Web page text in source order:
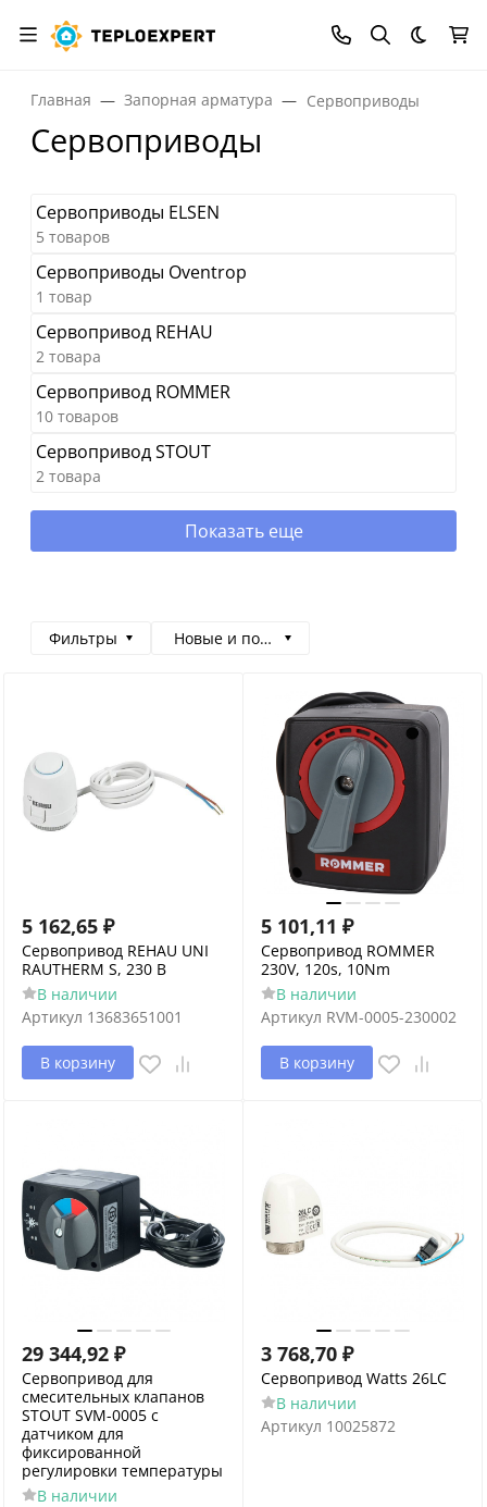
Темная
Главная Запорная арматура Сервоприводы
Сервоприводы
Сервоприводы ELSEN
5 товаров
Сервоприводы Oventrop
1 товар
Сервопривод REHAU
2 товара
Сервопривод ROMMER
10 товаров
Сервопривод STOUT
2 товара
Показать еще
Фильтры Новые и популярные
5 162,65 ₽
Сервопривод REHAU UNI
RAUTHERM S, 230 В
В наличии
Артикул 13683651001
В корзину
5 101,11 ₽
Сервопривод ROMMER
230V, 120s, 10Nm
В наличии
Артикул RVM-0005-230002
В корзину
29 344,92 ₽
Сервопривод для
смесительных клапанов
STOUT SVM-0005 с
датчиком для
фиксированной
регулировки температуры
В наличии
3 768,70 ₽
Сервопривод Watts 26LC
В наличии
Артикул 10025872